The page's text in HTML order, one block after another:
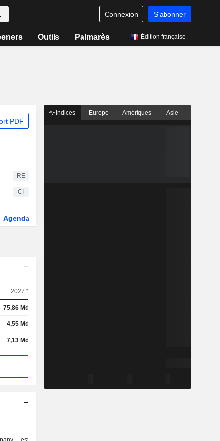
Connexion S'abonner
Outils Palmarès Édition française
PDF
RE
CI
Agenda
2027 *
75,86 Md
4,55 Md
7,13 Md
est
Indices Europe Amériques Asie